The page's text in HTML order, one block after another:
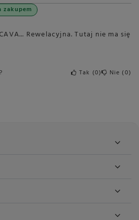
Rewelacyjna. Tutaj nie ma się
Tak 0 Nie 0